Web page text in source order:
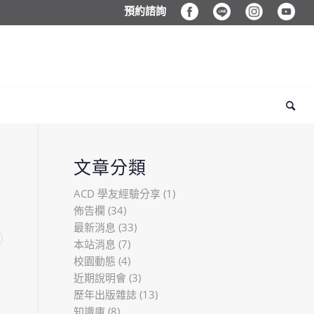
預約諮詢
文章分類
ACD 學友經驗分享 (1)
佈告欄 (34)
最新消息 (33)
本站消息 (7)
校園動態 (4)
近期說明會 (3)
歷年出版雜誌 (13)
知識庫 (8)